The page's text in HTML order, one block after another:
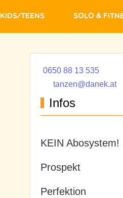
Kids/Teens Solo &
0650 88 13 535
tanzen@danek.at
Infos
KEIN Abosystem!
Prospekt
Perfektion